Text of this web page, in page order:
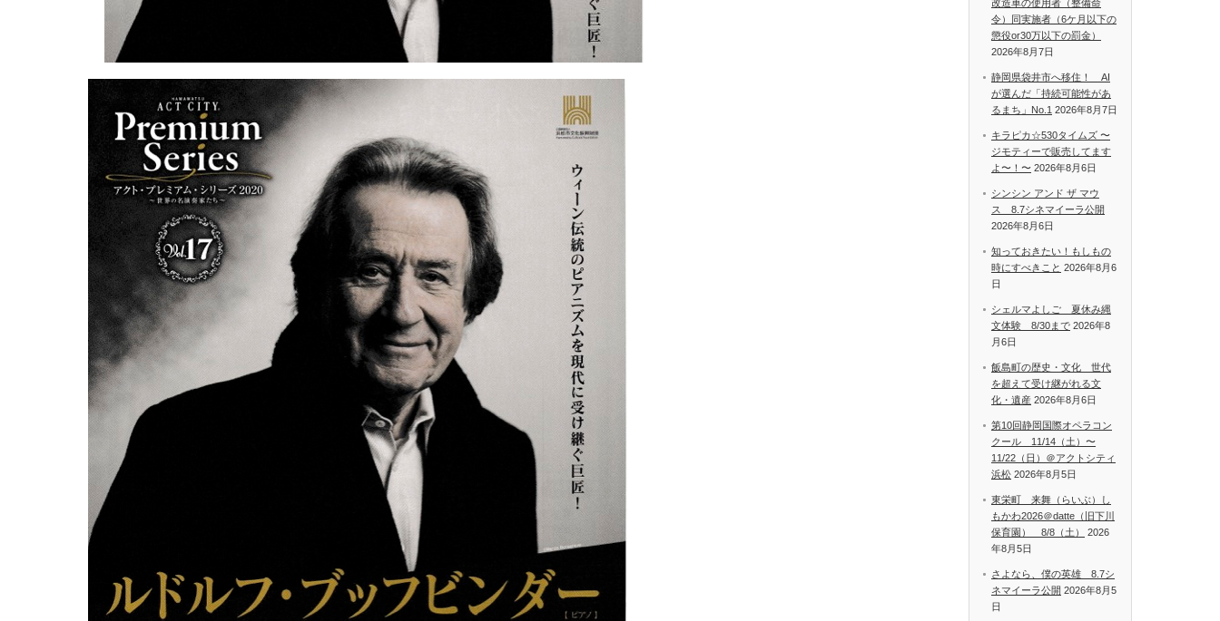
改造車の使用者（整備命
令）同実施者（6ケ月以下の
懲役or30万以下の罰金）
2026年8月7日
静岡県袋井市へ移住！ AI
が選んだ「持続可能性があ
るまち」No.1 2026年8月7日
キラピカ☆530タイムズ 〜
ジモティーで販売してます
よ〜！〜 2026年8月6日
シンシン アンド ザ マウ
ス 8.7シネマイーラ公開
2026年8月6日
知っておきたい！もしもの
時にすべきこと 2026年8月6
日
シェルマよしご 夏休み縄
文体験 8/30まで 2026年8
月6日
飯島町の歴史・文化 世代
を超えて受け継がれる文
化・遺産 2026年8月6日
第10回静岡国際オペラコン
クール 11/14（土）〜
11/22（日）＠アクトシティ
浜松 2026年8月5日
東栄町 来舞（らいぶ）し
もかわ2026＠datte（旧下川
保育園） 8/8（土）
2026
年8月5日
さよなら、僕の英雄 8.7シ
ネマイーラ公開 2026年8月5
日